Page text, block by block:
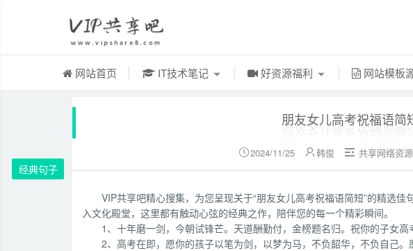
网站首页 IT技术笔记 好资源福利 网站模板
经典句子
朋友女儿高考祝福语简
2024/11/25 韩俊  共享网络资源
VIP共享吧精心搜集，为您呈现关于“朋友女儿高考祝福语简短”的精选
入文化殿堂，这里都有触动心弦的经典之作，陪伴您的每一个精彩瞬间。
1、十年磨一剑，今朝试锋芒。天道酬勤付，金榜题名归。祝你的子女高
2、高考在即，愿你的孩子以笔为剑，以梦为马，不负韶华，不负自己。